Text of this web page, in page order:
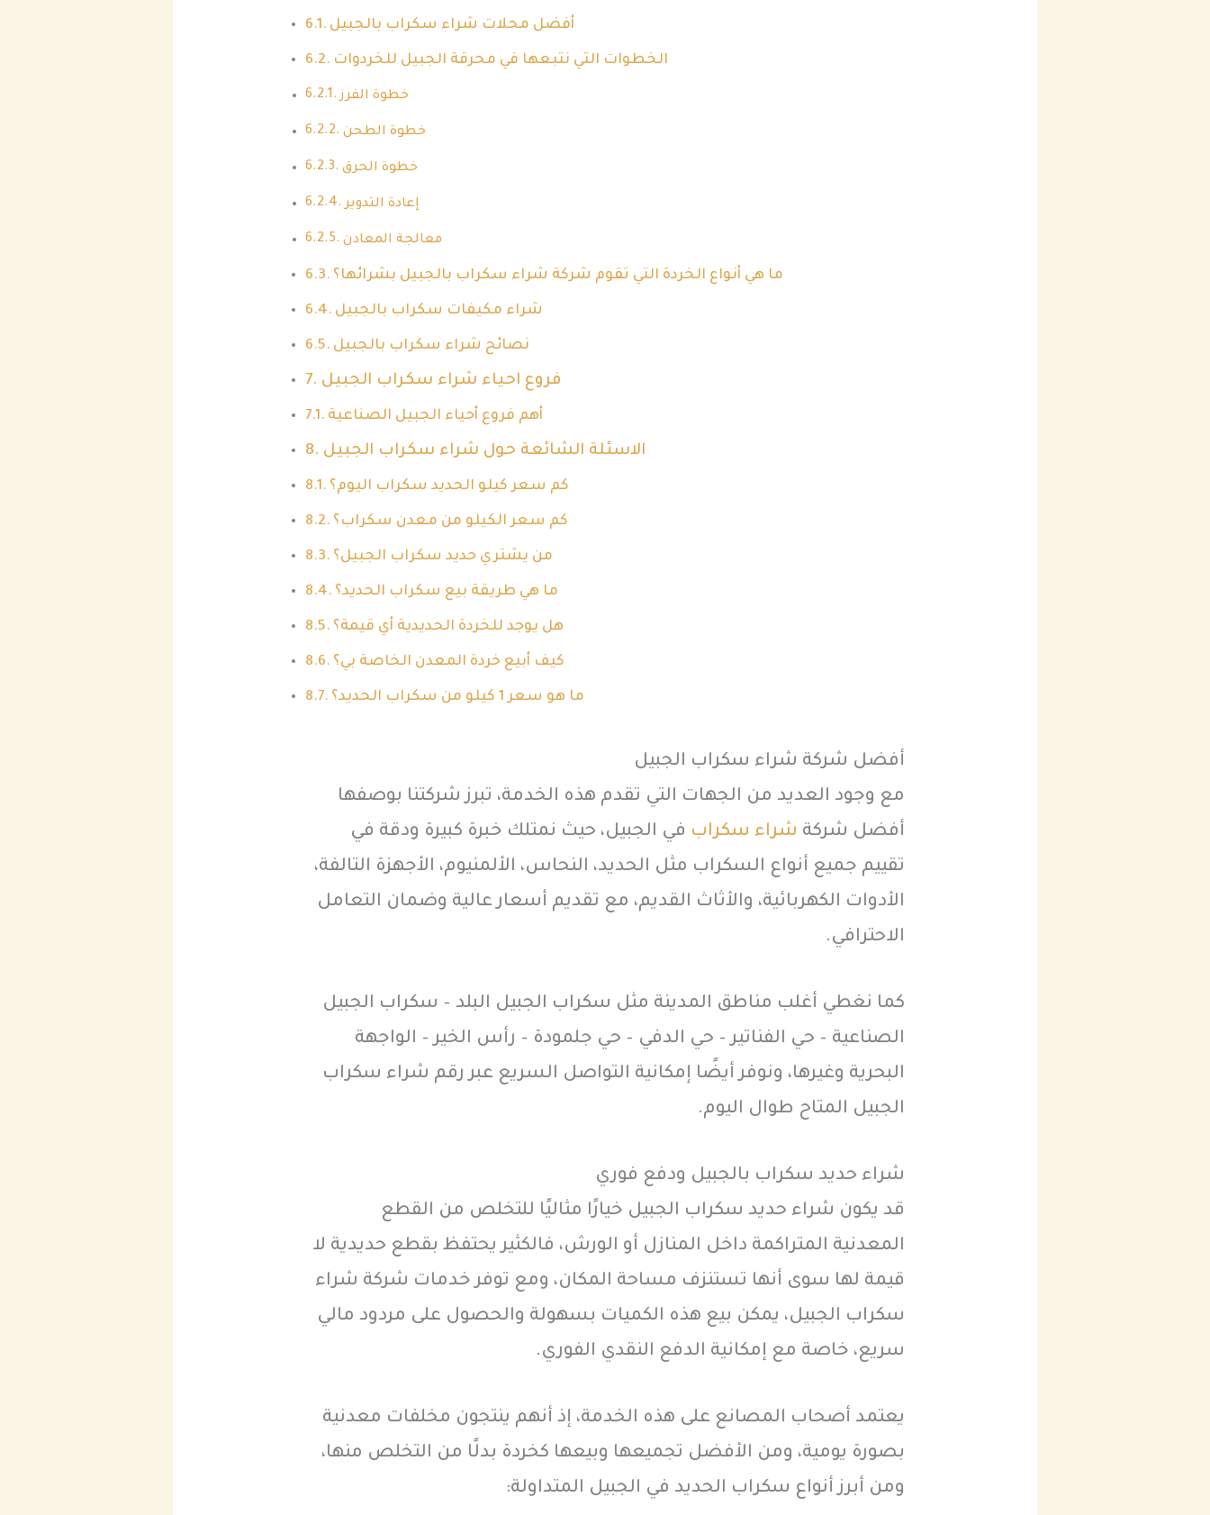
أفضل محلات شراء سكراب بالجبيل
الخطوات التي نتبعها في محرقة الجبيل للخردوات
خطوة الفرز
خطوة الطحن
خطوة الحرق
إعادة التدوير
معالجة المعادن
ما هي أنواع الخردة التي تقوم شركة شراء سكراب بالجبيل بشرائها؟
شراء مكيفات سكراب بالجبيل
نصائح شراء سكراب بالجبيل
فروع احياء شراء سكراب الجبيل
أهم فروع أحياء الجبيل الصناعية
الاسئلة الشائعة حول شراء سكراب الجبيل
كم سعر كيلو الحديد سكراب اليوم؟
كم سعر الكيلو من معدن سكراب؟
من يشتري حديد سكراب الجبيل؟
ما هي طريقة بيع سكراب الحديد؟
هل يوجد للخردة الحديدية أي قيمة؟
كيف أبيع خردة المعدن الخاصة بي؟
ما هو سعر 1 كيلو من سكراب الحديد؟
أفضل شركة شراء سكراب الجبيل
مع وجود العديد من الجهات التي تقدم هذه الخدمة، تبرز شركتنا بوصفها
أفضل شركة شراء سكراب في الجبيل، حيث نمتلك خبرة كبيرة ودقة في
تقييم جميع أنواع السكراب مثل الحديد، النحاس، الألمنيوم، الأجهزة التالفة،
الأدوات الكهربائية، والأثاث القديم، مع تقديم أسعار عالية وضمان التعامل
الاحترافي.
كما نغطي أغلب مناطق المدينة مثل سكراب الجبيل البلد – سكراب الجبيل
الصناعية – حي الفناتير – حي الدفي – حي جلمودة – رأس الخير – الواجهة
البحرية وغيرها، ونوفر أيضًا إمكانية التواصل السريع عبر رقم شراء سكراب
الجبيل المتاح طوال اليوم.
شراء حديد سكراب بالجبيل ودفع فوري
قد يكون شراء حديد سكراب الجبيل خيارًا مثاليًا للتخلص من القطع
المعدنية المتراكمة داخل المنازل أو الورش، فالكثير يحتفظ بقطع حديدية لا
قيمة لها سوى أنها تستنزف مساحة المكان، ومع توفر خدمات شركة شراء
سكراب الجبيل، يمكن بيع هذه الكميات بسهولة والحصول على مردود مالي
سريع، خاصة مع إمكانية الدفع النقدي الفوري.
يعتمد أصحاب المصانع على هذه الخدمة، إذ أنهم ينتجون مخلفات معدنية
بصورة يومية، ومن الأفضل تجميعها وبيعها كخردة بدلًا من التخلص منها،
ومن أبرز أنواع سكراب الحديد في الجبيل المتداولة: